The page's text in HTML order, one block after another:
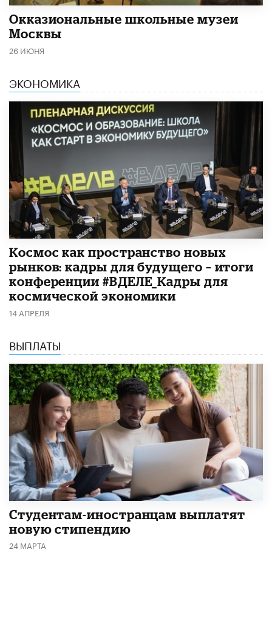
​Окказиональные школьные музеи
Москвы
26 ИЮНЯ
ЭКОНОМИКА
Космос как пространство новых
рынков: кадры для будущего – итоги
конференции #ВДЕЛЕ_Кадры для
космической экономики
14 АПРЕЛЯ
ВЫПЛАТЫ
Студентам-иностранцам выплатят
новую стипендию
24 МАРТА